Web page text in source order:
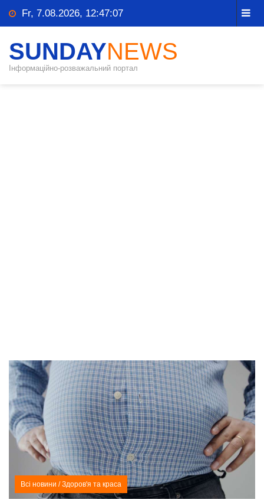
Fr, 7.08.2026, 12:47:08
SUNDAYNEWS
Інформаційно-розважальний портал
Всі новини /Здоров'я та краса